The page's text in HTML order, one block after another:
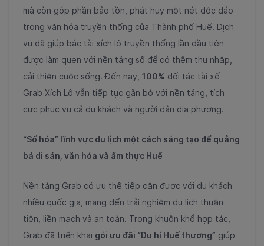
mà còn góp phần bảo tồn, phát huy một nét độc đáo
trong văn hóa truyền thống của Thành phố Huế. Dịch
vụ đã giúp bác tài xích lô truyền thống lần đầu tiên
được làm quen với nền tảng số để có thêm thu nhập,
cải thiện cuộc sống. Đến nay, 100% đối tác tài xế
Grab Xích Lô vẫn tiếp tục gắn bó với nền tảng, tích
cực phục vụ cả du khách và người dân địa phương.
“Số hóa” lĩnh vực du lịch một cách sáng tạo để quảng
bá di sản, văn hóa và ẩm thực Huế
Nền tảng Grab có ưu thế tiếp cận được với du khách
nhiều quốc gia, mang đến trải nghiệm du lịch thuận
tiện, liền mạch và an toàn. Trong khuôn khổ hợp tác,
Grab đã triển khai gói ưu đãi “Du hí Huế thương” giúp